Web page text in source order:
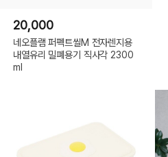
20,000
네오플램 퍼펙트씰M 전자렌지용
내열유리 밀폐용기 직사각 2300
ml